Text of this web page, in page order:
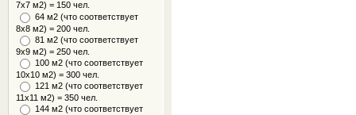
7x7 м2) = 150 чел.
64 м2 (что соответствует
8x8 м2) = 200 чел.
81 м2 (что соответствует
9х9 м2) = 250 чел.
100 м2 (что соответствует
10x10 м2) = 300 чел.
121 м2 (что соответствует
11х11 м2) = 350 чел.
144 м2 (что соответствует